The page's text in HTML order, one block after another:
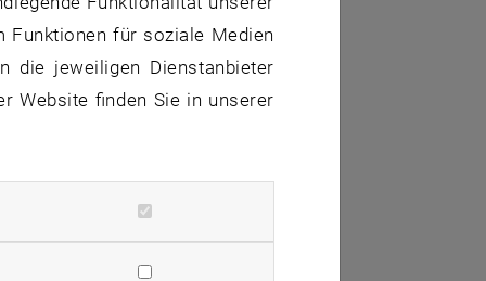
aus
Funktionen für soziale Medien
die jeweiligen Dienstanbieter
Website finden Sie in unserer